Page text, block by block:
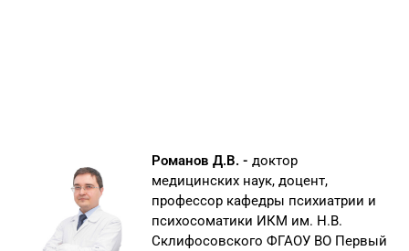
Романов Д.В. -доктор
медицинских наук, доцент,
профессор кафедры психиатрии и
психосоматики ИКМ им. Н.В.
Склифосовского ФГАОУ ВО Первый